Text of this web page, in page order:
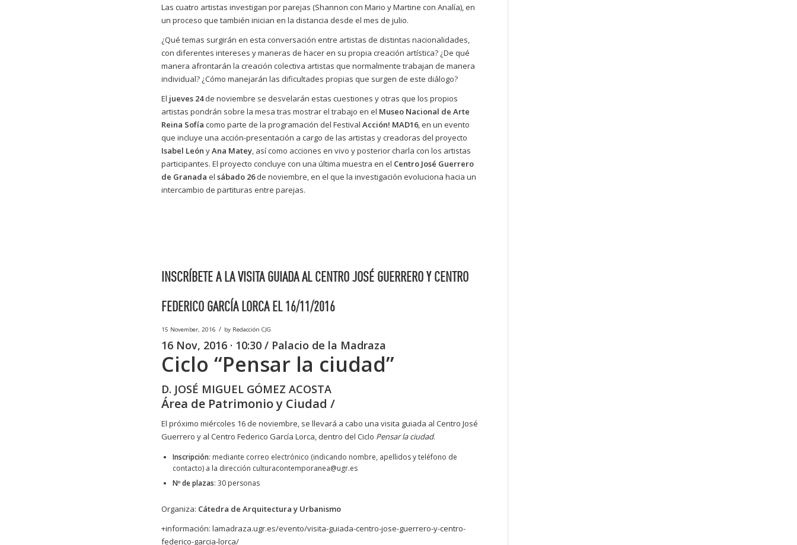
Las cuatro artistas investigan por parejas (Shannon con Mario y Martine con Analía), en
un proceso que también inician en la distancia desde el mes de julio.
¿Qué temas surgirán en esta conversación entre artistas de distintas nacionalidades,
con diferentes intereses y maneras de hacer en su propia creación artística? ¿De qué
manera afrontarán la creación colectiva artistas que normalmente trabajan de manera
individual? ¿Cómo manejarán las dificultades propias que surgen de este diálogo?
El jueves 24de noviembre se desvelarán estas cuestiones y otras que los propios
artistas pondrán sobre la mesa tras mostrar el trabajo en el Museo Nacional de Arte
Reina Sofía como parte de la programación del Festival Acción! MAD16, en un evento
que incluye una acción-presentación a cargo de las artistas y creadoras del proyecto
Isabel León yAna Matey, así como acciones en vivo y posterior charla con los artistas
participantes. El proyecto concluye con una última muestra en el Centro José Guerrero
de Granada el sábado 26de noviembre, en el que la investigación evoluciona hacia un
intercambio de partituras entre parejas.
INSCRÍBETE A LA VISITA GUIADA AL CENTRO JOSÉ GUERRERO Y CENTRO
FEDERICO GARCÍA LORCA EL 16/11/2016
15 November, 2016 / by Redacción CJG
16 Nov, 2016 · 10:30 / Palacio de la Madraza
Ciclo “Pensar la ciudad”
D. JOSÉ MIGUEL GÓMEZ ACOSTA
Área de Patrimonio y Ciudad /
El próximo miércoles 16 de noviembre, se llevará a cabo una visita guiada al Centro José
Guerrero y al Centro Federico García Lorca, dentro del Ciclo Pensar la ciudad.
Inscripción: mediante correo electrónico (indicando nombre, apellidos y teléfono de
contacto) a la dirección culturacontemporanea@ugr.es
Nº de plazas: 30 personas
Organiza: Cátedra de Arquitectura y Urbanismo
+información: lamadraza.ugr.es/evento/visita-guiada-centro-jose-guerrero-y-centro-
federico-garcia-lorca/